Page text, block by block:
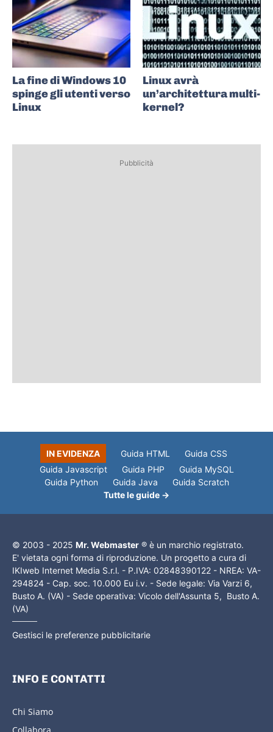
La fine di Windows 10
spinge gli utenti verso
Linux
Linux avrà
un’architettura multi-
kernel?
Pubblicità
IN EVIDENZA Guida HTML
Guida CSS
Guida Javascript
Guida PHP
Guida MySQL
Guida Python
Guida Java
Guida Scratch
Tutte le guide →
© 2003 - 2025 Mr. Webmaster ® è un marchio registrato.
E' vietata ogni forma di riproduzione. Un progetto a cura di
IKIweb Internet Media S.r.l. - P.IVA: 02848390122 - NREA: VA-
294824 - Cap. soc. 10.000 Eu i.v. - Sede legale: Via Varzi 6,
Busto A. (VA) - Sede operativa: Vicolo dell'Assunta 5, Busto A.
(VA)
Gestisci le preferenze pubblicitarie
INFO E CONTATTI
Chi Siamo